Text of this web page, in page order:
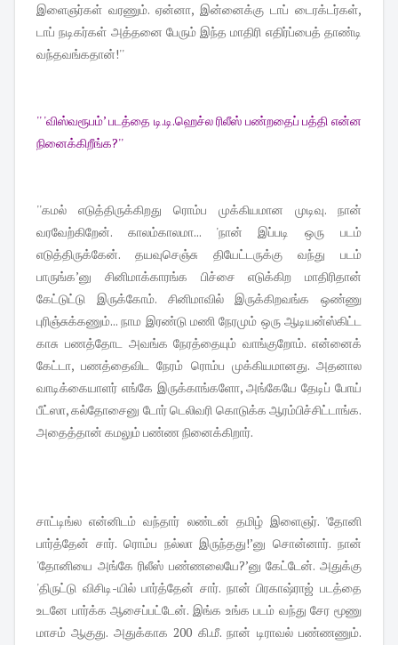
இளைஞர்கள் வரணும். ஏன்னா, இன்னைக்கு டாப் டைரக்டர்கள்,
டாப் நடிகர்கள் அத்தனை பேரும் இந்த மாதிரி எதிர்ப்பைத் தாண்டி
வந்தவங்கதான்!''
'' 'விஸ்வரூபம்’ படத்தை டி.டி.ஹெச்ல ரிலீஸ் பண்றதைப் பத்தி என்ன
நினைக்கிறீங்க?''
''கமல் எடுத்திருக்கிறது ரொம்ப முக்கியமான முடிவு. நான்
வரவேற்கிறேன். காலம்காலமா... 'நான் இப்படி ஒரு படம்
எடுத்திருக்கேன். தயவுசெஞ்சு தியேட்டருக்கு வந்து படம்
பாருங்க’னு சினிமாக்காரங்க பிச்சை எடுக்கிற மாதிரிதான்
கேட்டுட்டு இருக்கோம். சினிமாவில் இருக்கிறவங்க ஒண்ணு
புரிஞ்சுக்கணும்... நாம இரண்டு மணி நேரமும் ஒரு ஆடியன்ஸ்கிட்ட
காசு பணத்தோட அவங்க நேரத்தையும் வாங்குறோம். என்னைக்
கேட்டா, பணத்தைவிட நேரம் ரொம்ப முக்கியமானது. அதனால
வாடிக்கையாளர் எங்கே இருக்காங்களோ, அங்கேயே தேடிப் போய்
பீட்ஸா, கல்தோசைனு டோர் டெலிவரி கொடுக்க ஆரம்பிச்சிட்டாங்க.
அதைத்தான் கமலும் பண்ண நினைக்கிறார்.
சாட்டிங்ல என்னிடம் வந்தார் லண்டன் தமிழ் இளைஞர். 'தோனி
பார்த்தேன் சார். ரொம்ப நல்லா இருந்தது!’னு சொன்னார். நான்
'தோனியை அங்கே ரிலீஸ் பண்ணலையே?’னு கேட்டேன். அதுக்கு
'திருட்டு விசிடி-யில் பார்த்தேன் சார். நான் பிரகாஷ்ராஜ் படத்தை
உடனே பார்க்க ஆசைப்பட்டேன். இங்க உங்க படம் வந்து சேர மூணு
மாசம் ஆகுது. அதுக்காக 200 கி.மீ. நான் டிராவல் பண்ணணும்.